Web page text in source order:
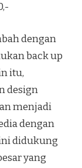
dengan
back up
itu,
design
menjadi
dengan
didukung
yang